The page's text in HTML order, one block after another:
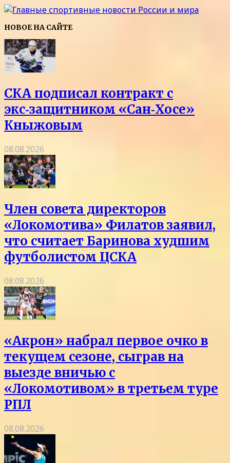
НОВОЕ НА САЙТЕ
СКА подписал контракт с
экс‑защитником «Сан‑Хосе»
Кныжовым
08.08.2026
Член совета директоров
«Локомотива» Филатов заявил,
что считает Баринова худшим
футболистом ЦСКА
08.08.2026
«Акрон» набрал первое очко в
текущем сезоне, сыграв на
выезде вничью с
«Локомотивом» в третьем туре
РПЛ
08.08.2026